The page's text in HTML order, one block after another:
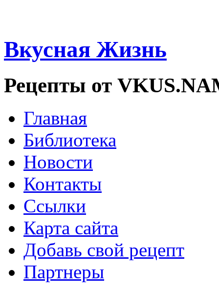
Вкусная Жизнь
Рецепты от
Главная
Библиотека
Новости
Контакты
Ссылки
Карта сайта
Добавь свой рецепт
Партнеры